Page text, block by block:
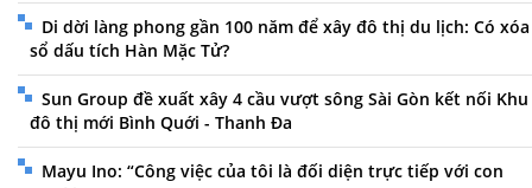
Di dời làng phong gần 100 năm để xây đô thị du lịch: Có xóa
sổ dấu tích Hàn Mặc Tử?
Sun Group đề xuất xây 4 cầu vượt sông Sài Gòn kết nối Khu
đô thị mới Bình Quới - Thanh Đa
Mayu Ino: “Công việc của tôi là đối diện trực tiếp với con